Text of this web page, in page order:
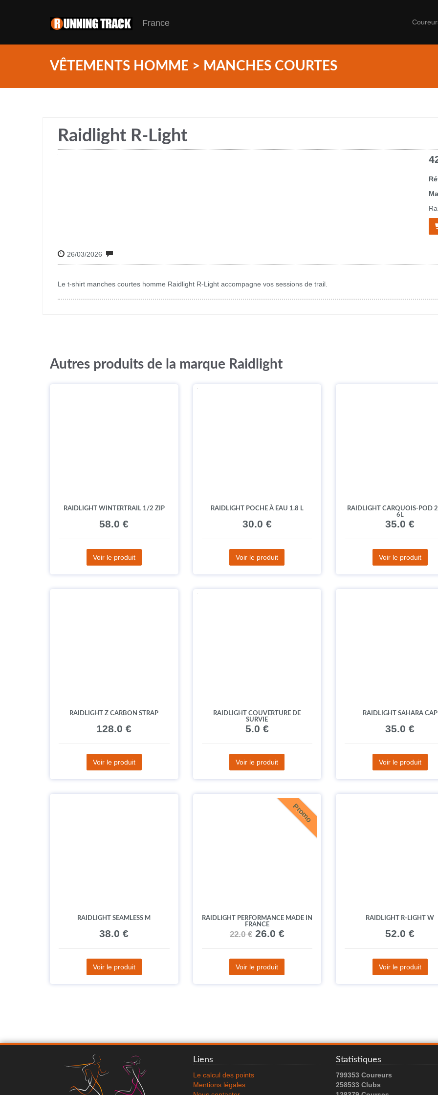
France
VÊTEMENTS HOMME > MANCHES COURTES
Raidlight R-Light
26/03/2026
Le t-shirt manches courtes homme Raidlight R-Light accompagne vos sessions de trail.
Autres produits de la marque Raidlight
RAIDLIGHT WINTERTRAIL 1/2 ZIP
58.0 €
Voir le produit
RAIDLIGHT POCHE À EAU 1.8 L
30.0 €
Voir le produit
RAIDLIGHT CARQUOIS-POD
6L
35.0 €
Voir le produit
RAIDLIGHT Z CARBON STRAP
128.0 €
Voir le produit
RAIDLIGHT COUVERTURE DE
SURVIE
5.0 €
Voir le produit
RAIDLIGHT SAHARA CAP
35.0 €
Voir le produit
RAIDLIGHT SEAMLESS M
38.0 €
Voir le produit
Promo
RAIDLIGHT PERFORMANCE MADE IN
FRANCE
22.0 €26.0 €
Voir le produit
RAIDLIGHT R-LIGHT W
52.0 €
Voir le produit
Liens
Le calcul des points
Mentions légales
Statistiques
799353 Coureurs
258533 Clubs